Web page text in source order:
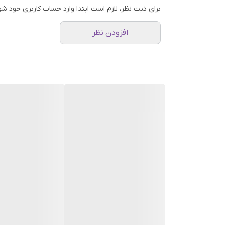
برای ثبت نظر، لازم است ابتدا وارد حساب کاربری خود
افزودن نظر